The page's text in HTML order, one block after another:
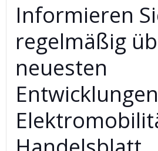
Informieren
regelmäßig
neuesten